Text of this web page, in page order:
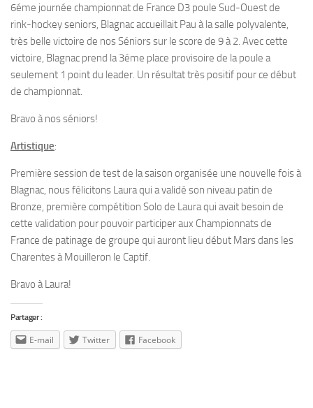
Liens et partenaires
6éme journée championnat de France D3 poule Sud-Ouest de
rink-hockey seniors, Blagnac accueillait Pau à la salle polyvalente,
très belle victoire de nos Séniors sur le score de 9 à 2. Avec cette
victoire, Blagnac prend la 3éme place provisoire de la poule a
seulement 1 point du leader. Un résultat très positif pour ce début
de championnat.
Bravo à nos séniors!
Artistique:
Première session de test de la saison organisée une nouvelle fois à
Blagnac, nous félicitons Laura qui a validé son niveau patin de
Bronze, première compétition Solo de Laura qui avait besoin de
cette validation pour pouvoir participer aux Championnats de
France de patinage de groupe qui auront lieu début Mars dans les
Charentes à Mouilleron le Captif.
Bravo à Laura!
Partager :
E-mail Twitter Facebook